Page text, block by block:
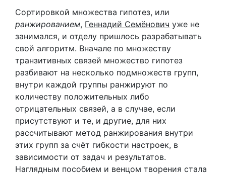
Сортировкой множества гипотез, или
ранжированием, Геннадий Семёнович уже не
занимался, и отделу пришлось разрабатывать
свой алгоритм. Вначале по множеству
транзитивных связей множество гипотез
разбивают на несколько подмножеств групп,
внутри каждой группы ранжируют по
количеству положительных либо
отрицательных связей, а в случае, если
присутствуют и те, и другие, для них
рассчитывают метод ранжирования внутри
этих групп за счёт гибкости настроек, в
зависимости от задач и результатов.
Наглядным пособием и венцом творения стала